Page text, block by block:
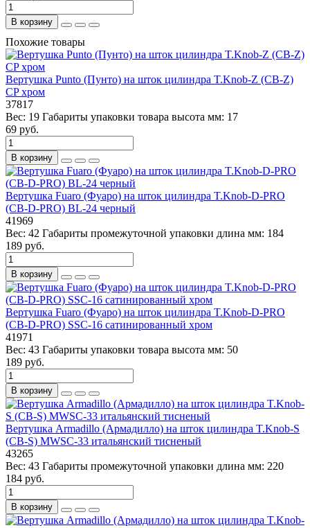
В корзину
Похожие товары
Вертушка Punto (Пунто) на шток цилиндра T.Knob-Z (CB-Z)
CP хром
37817
Вес: 19 Габариты упаковки товара высота мм: 17
69 руб.
В корзину
Вертушка Fuaro (Фуаро) на шток цилиндра T.Knob-D-PRO
(CB-D-PRO) BL-24 черный
41969
Вес: 42 Габариты промежуточной упаковки длина мм: 184
189 руб.
В корзину
Вертушка Fuaro (Фуаро) на шток цилиндра T.Knob-D-PRO
(CB-D-PRO) SSC-16 сатинированный хром
41971
Вес: 43 Габариты упаковки товара высота мм: 50
189 руб.
В корзину
Вертушка Armadillo (Армадилло) на шток цилиндра T.Knob-S
(CB-S) MWSC-33 итальянский тисненый
43265
Вес: 43 Габариты промежуточной упаковки длина мм: 220
184 руб.
В корзину